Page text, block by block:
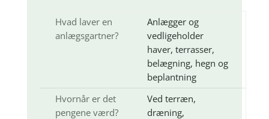
Hvad laver en
anlægsgartner?
Anlægger og
vedligeholder
haver, terrasser,
belægning, hegn og
beplantning
Hvornår er det
pengene værd?
Ved terræn,
dræning,